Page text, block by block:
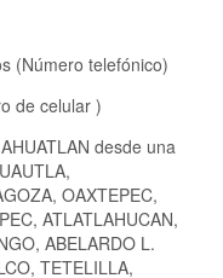
(Número telefónico)
de celular )
desde una
OAXTEPEC,
ATLATLAHUCAN,
ABELARDO L.
TETELILLA,